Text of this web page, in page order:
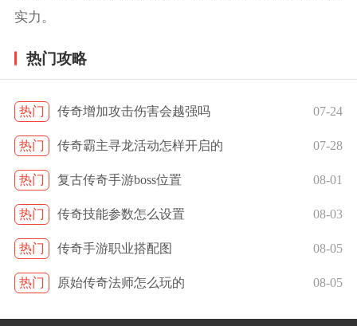
实力。
热门攻略
热门 传奇增加攻击伤害会越强吗 07-24
热门 传奇霸主寻龙活动怎样开启的 07-28
热门 复古传奇手游boss位置 08-01
热门 传奇技能参数怎么设置 08-03
热门 传奇手游职业搭配图 08-05
热门 原始传奇法师怎么玩的 08-05